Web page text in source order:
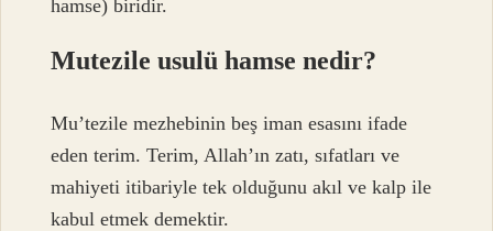
hamse) biridir.
Mutezile usulü hamse nedir?
Mu’tezile mezhebinin beş iman esasını ifade
eden terim. Terim, Allah’ın zatı, sıfatları ve
mahiyeti itibariyle tek olduğunu akıl ve kalp ile
kabul etmek demektir.